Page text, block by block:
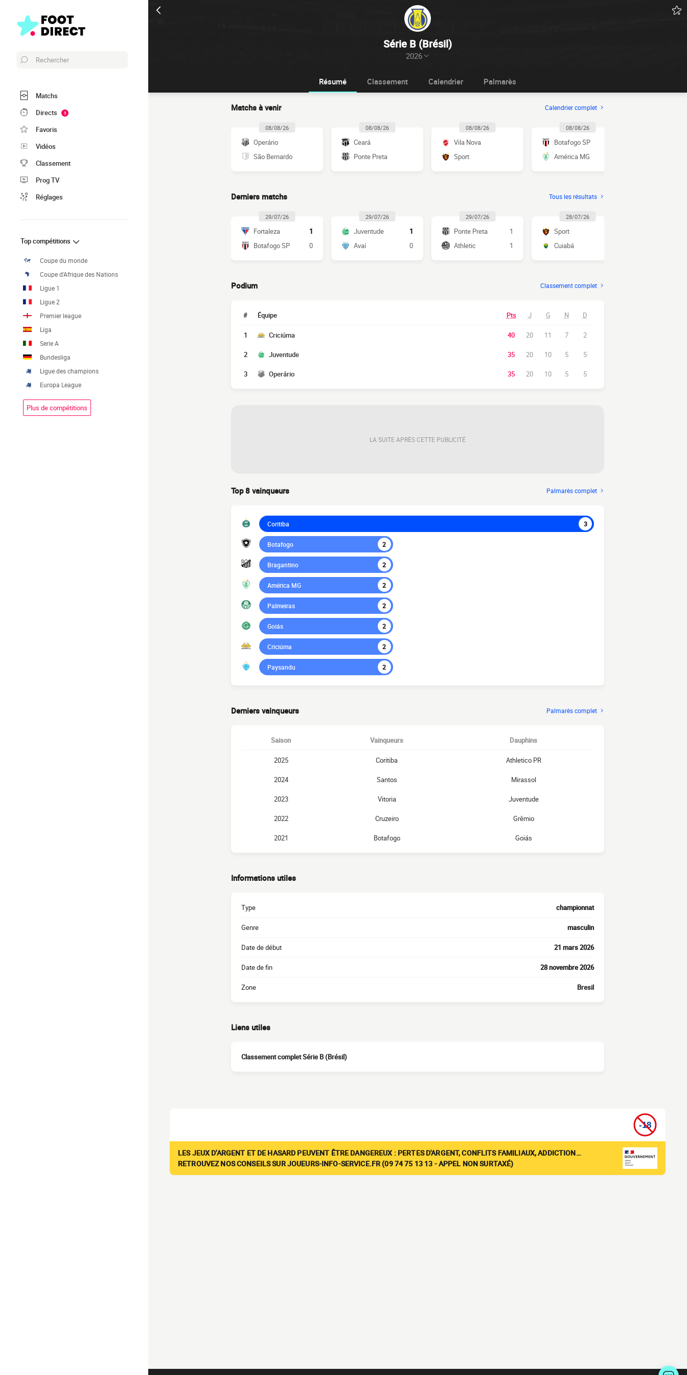
Série B (Brésil)
2026
Rechercher
Matchs
Directs
3
Favoris
Vidéos
Classement
Prog TV
Réglages
Top compétitions
Coupe du monde
Coupe d'Afrique des Nations
Ligue 1
Ligue 2
Premier league
Liga
Serie A
Bundesliga
Ligue des champions
Europa League
Plus de compétitions
Résumé Classement Calendrier Palmarès
Matchs à venir Calendrier complet
08/08/26
Operário
São Bernardo
08/08/26
Ceará
Ponte Preta
08/08/26
Vila Nova
Sport
08/08/26
Botafogo SP
América MG
Derniers matchs Tous les résultats
29/07/26
Fortaleza
1
Botafogo SP
0
29/07/26
Juventude
1
Avaí
0
29/07/26
Ponte Preta
1
Athletic
1
28/07/26
Sport
Cuiabá
Podium Classement complet
# Équipe Pts J G N D
1 Criciúma 40 20 11 7 2
2 Juventude 35 20 10 5 5
3 Operário 35 20 10 5 5
LA SUITE APRÈS CETTE PUBLICITÉ
Top 8 vainqueurs Palmarès complet
Coritiba 3
Botafogo 2
Bragantino 2
América MG 2
Palmeiras 2
Goiás 2
Criciúma 2
Paysandu 2
Derniers vainqueurs Palmarès complet
Saison Vainqueurs Dauphins
2025 Coritiba Athletico PR
2024 Santos Mirassol
2023 Vitoria Juventude
2022 Cruzeiro Grêmio
2021 Botafogo Goiás
Informations utiles
Type championnat
Genre masculin
Date de début 21 mars 2026
Date de fin 28 novembre 2026
Zone Bresil
Liens utiles
Classement complet Série B (Brésil)
LES JEUX D'ARGENT ET DE HASARD PEUVENT ÊTRE DANGEREUX : PERTES D'ARGENT, CONFLITS FAMILIAUX, ADDICTION…
RETROUVEZ NOS CONSEILS SUR JOUEURS-INFO-SERVICE.FR (09 74 75 13 13 - APPEL NON SURTAXÉ)